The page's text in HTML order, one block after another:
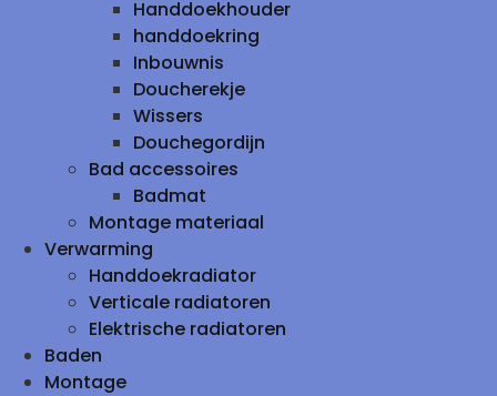
Handdoekhouder
handdoekring
Inbouwnis
Doucherekje
Wissers
Douchegordijn
Bad accessoires
Badmat
Montage materiaal
Verwarming
Handdoekradiator
Verticale radiatoren
Elektrische radiatoren
Baden
Montage